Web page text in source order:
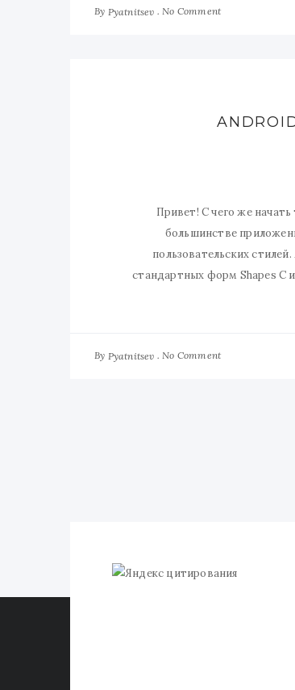
By Pyatnitsev No Comment
Привет! С чего же
большинстве
пользовательских
стандартных форм Shapes С
By Pyatnitsev No Comment